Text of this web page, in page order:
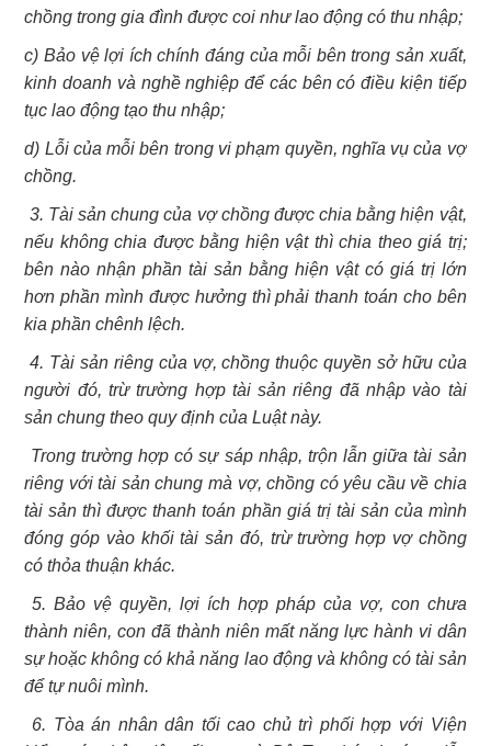
chồng trong gia đình được coi như lao động có thu nhập;
c) Bảo vệ lợi ích chính đáng của mỗi bên trong sản xuất,
kinh doanh và nghề nghiệp để các bên có điều kiện tiếp
tục lao động tạo thu nhập;
d) Lỗi của mỗi bên trong vi phạm quyền, nghĩa vụ của vợ
chồng.
3. Tài sản chung của vợ chồng được chia bằng hiện vật,
nếu không chia được bằng hiện vật thì chia theo giá trị;
bên nào nhận phần tài sản bằng hiện vật có giá trị lớn
hơn phần mình được hưởng thì phải thanh toán cho bên
kia phần chênh lệch.
4. Tài sản riêng của vợ, chồng thuộc quyền sở hữu của
người đó, trừ trường hợp tài sản riêng đã nhập vào tài
sản chung theo quy định của Luật này.
Trong trường hợp có sự sáp nhập, trộn lẫn giữa tài sản
riêng với tài sản chung mà vợ, chồng có yêu cầu về chia
tài sản thì được thanh toán phần giá trị tài sản của mình
đóng góp vào khối tài sản đó, trừ trường hợp vợ chồng
có thỏa thuận khác.
5. Bảo vệ quyền, lợi ích hợp pháp của vợ, con chưa
thành niên, con đã thành niên mất năng lực hành vi dân
sự hoặc không có khả năng lao động và không có tài sản
để tự nuôi mình.
6. Tòa án nhân dân tối cao chủ trì phối hợp với Viện